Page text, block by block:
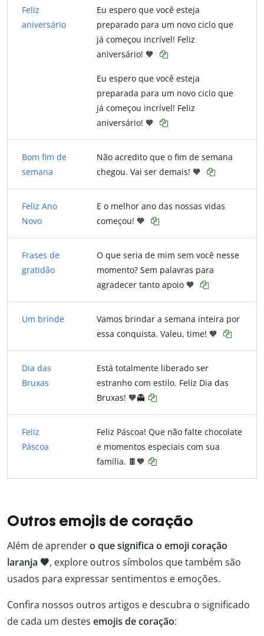
Feliz
aniversário
Eu espero que você esteja
preparado para um novo ciclo que
já começou incrível! Feliz
aniversário! 🧡
Eu espero que você esteja
preparada para um novo ciclo que
já começou incrível! Feliz
aniversário! 🧡
Bom fim de
semana
Não acredito que o fim de semana
chegou. Vai ser demais! 🧡
Feliz Ano
Novo
E o melhor ano das nossas vidas
começou! 🧡
Frases de
gratidão
O que seria de mim sem você nesse
momento? Sem palavras para
agradecer tanto apoio 🧡
Um brinde
Vamos brindar a semana inteira por
essa conquista. Valeu, time! 🧡
Dia das
Bruxas
Está totalmente liberado ser
estranho com estilo. Feliz Dia das
Bruxas! 🧡👻
Feliz
Páscoa
Feliz Páscoa! Que não falte chocolate
e momentos especiais com sua
família. 🍫🧡
Outros emojis de coração
Além de aprendero que significa o emoji coração
laranja 🧡, explore outros símbolos que também são
usados para expressar sentimentos e emoções.
Confira nossos outros artigos e descubra o significado
de cada um destes emojis de coração: